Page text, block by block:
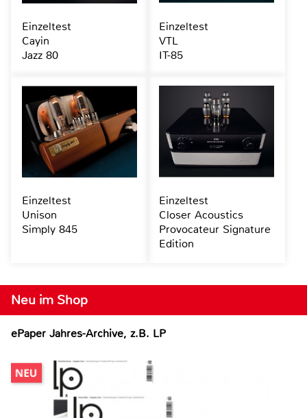
Neu im Shop
ePaper Jahres-Archive, z.B. LP
Einzeltest
Cayin
Jazz 80
Einzeltest
VTL
IT-85
Einzeltest
Unison
Simply 845
Einzeltest
Closer Acoustics
Provocateur Signature
Edition